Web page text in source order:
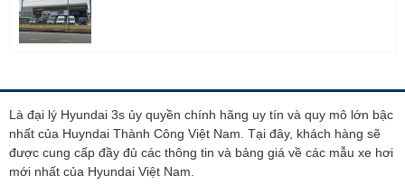
Là đại lý Hyundai 3s ủy quyền chính hãng uy tín và quy mô lớn bậc
nhất của Huyndai Thành Công Việt Nam. Tại đây, khách hàng sẽ
được cung cấp đầy đủ các thông tin và bảng giá về các mẫu xe hơi
mới nhất của Hyundai Việt Nam.